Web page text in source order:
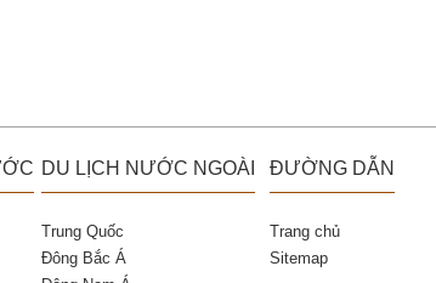
DU LỊCH NƯỚC NGOÀI
Trung Quốc
Đông Bắc Á
ĐƯỜNG DẪN
Trang chủ
Sitemap